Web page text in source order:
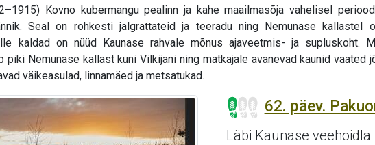
Kovno kubermangu pealinn ja kahe maailmasõja vahelisel
Seal on rohkesti jalgrattateid ja teeradu ning Nemunase
kaldad on nüüd Kaunase rahvale mõnus ajaveetmis- ja supluskoht.
piki Nemunase kallast kuni Vilkijani ning matkajale avanevad kaunid
väikeasulad, linnamäed ja metsatukad.
62. päev.
Läbi Kaunase